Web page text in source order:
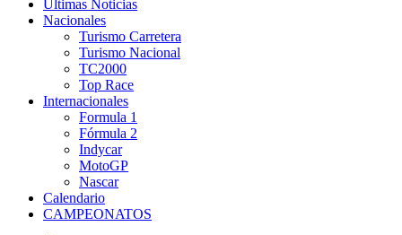
Últimas Noticias
Nacionales
Turismo Carretera
Turismo Nacional
TC2000
Top Race
Internacionales
Formula 1
Fórmula 2
Indycar
MotoGP
Nascar
Calendario
CAMPEONATOS